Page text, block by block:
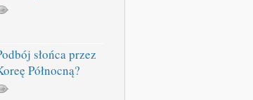
słońca przez
Północną?